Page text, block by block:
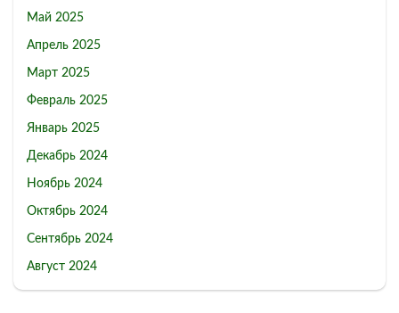
Май 2025
Апрель 2025
Март 2025
Февраль 2025
Январь 2025
Декабрь 2024
Ноябрь 2024
Октябрь 2024
Сентябрь 2024
Август 2024